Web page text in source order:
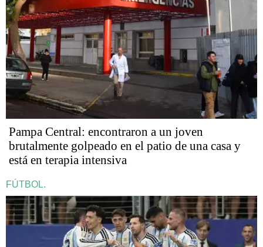
Pampa Central: encontraron a un joven
brutalmente golpeado en el patio de una casa y
está en terapia intensiva
FÚTBOL.